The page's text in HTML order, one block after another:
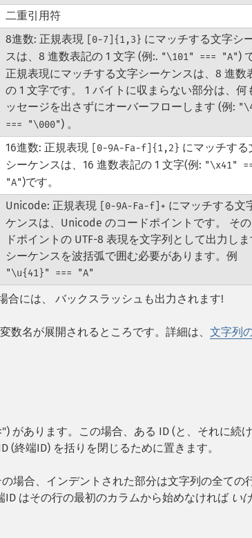
二重引用符
8進数: 正規表現 [0-7]{1,3} にマッチする文字シ
スは、8 進数表記の 1 文字 (例:. "\101" === "A")
正規表現にマッチする文字シーケンスは、8 進数
の 1 文字です。 1 バイトに収まらない部分は、何
ッセージを出さずにオーバーフローします (例:
=== "\000") 。
16進数: 正規表現 [0-9A-Fa-f]{1,2} にマッチする
シーケンスは、16 進数表記の 1 文字(例: "\x41"
"A")です。
Unicode: 正規表現 [0-9A-Fa-f]+ にマッチする文
ケンスは、Unicode のコードポイントです。 そ
ドポイントの UTF-8 表現を文字列として出力し
シーケンスを波括弧で囲む必要があります。例
"\u{41}" === "A"
合には、 バックスラッシュも出力されます!
数名が展開されるところです。詳細は、 文字列
があります。この場合、ある ID (と、それに続
(終端ID) を括りを閉じるために置きます。
場合、インデントされた部分は文字列の全ての
ID はその行の最初のカラムから始めなければ い